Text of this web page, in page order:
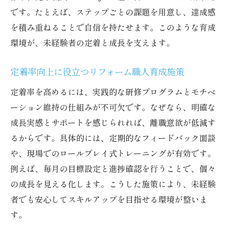
です。たとえば、ステップごとの課題を用意し、達成感
を積み重ねることで自信を持たせます。このような育成
環境が、未経験者の定着と成長を支えます。
定着率向上に役立つリフォーム職人育成施策
定着率を高めるには、実践的な研修プログラムとモチベ
ーション維持の仕組みが不可欠です。なぜなら、明確な
成長実感とサポートを感じられれば、離職意欲が低減す
るからです。具体的には、定期的なフィードバック面談
や、現場でのロールプレイ式トレーニングが有効です。
例えば、毎月の目標設定と進捗確認を行うことで、個々
の成長を見える化します。こうした施策により、未経験
者でも安心してスキルアップを目指せる環境が整いま
す。